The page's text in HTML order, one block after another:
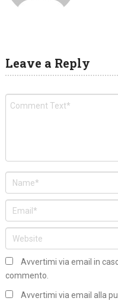
Leave a Reply
Avvertimi via email in
commento.
Avvertimi via email alla